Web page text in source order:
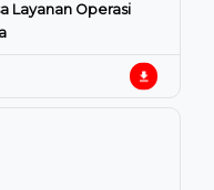
Layanan Operasi